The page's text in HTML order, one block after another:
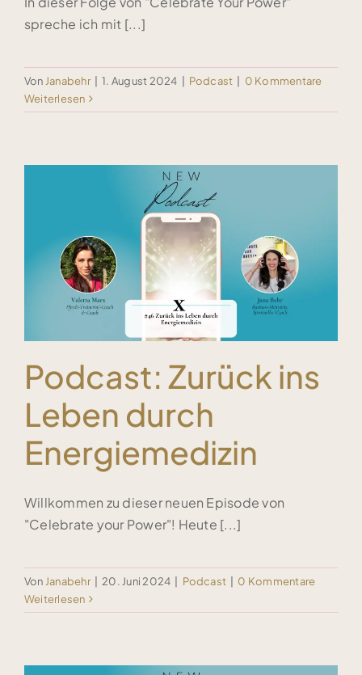
spreche ich mit [...]
VonJanabehr 1. August 2024 Podcast
0 Kommentare
Weiterlesen
Podcast: Zurück ins
Leben durch
Energiemedizin
Willkommen zu dieser neuen Episode von
"Celebrate your Power"! Heute [...]
VonJanabehr 20. Juni 2024 Podcast
0 Kommentare
Weiterlesen